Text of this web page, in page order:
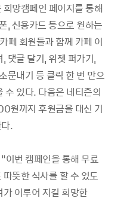
망캠페인 페이지를 통해
, 신용카드 등으로 원하는
페 회원들과 함께 카페 이
댓글 달기, 위젯 퍼가기,
문내기 등 클릭 한 번 만으
수 있다. 다음은 네티즌의
원까지 후원금을 대신 기
.
이번 캠페인을 통해 무료
뜻한 식사를 할 수 있도
이루어 지길 희망한